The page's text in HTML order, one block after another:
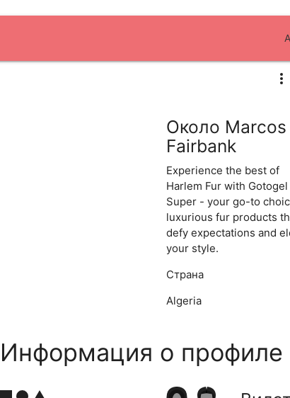
Около Marcos
Fairbank
Experience the best of
Harlem Fur with Gotogel
Super - your go-to
luxurious fur products
defy expectations and
your style.
Страна
Algeria
Информация о профиле